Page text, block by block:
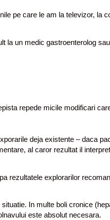
pe care le am la televizor, la
la un medic gastroenterolog
repede micile modificari
deja existente – daca
al caror rezultat il
rezultatele explorarilor
In multe boli cronice
este absolut necesara.